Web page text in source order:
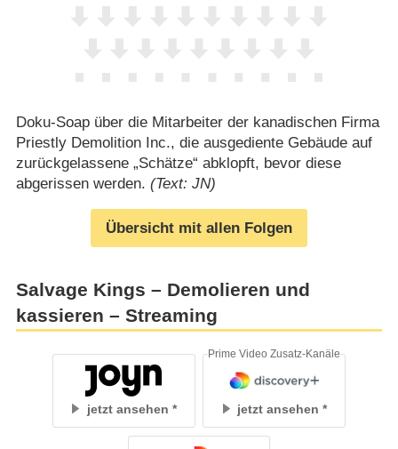
Doku-Soap über die Mitarbeiter der kanadischen Firma
Priestly Demolition Inc., die ausgediente Gebäude auf
zurückgelassene „Schätze“ abklopft, bevor diese
abgerissen werden. (Text: JN)
Übersicht mit allen Folgen
Salvage Kings – Demolieren und
kassieren – Streaming
jetzt ansehen jetzt ansehen
Prime Video Zusatz-Kanäle